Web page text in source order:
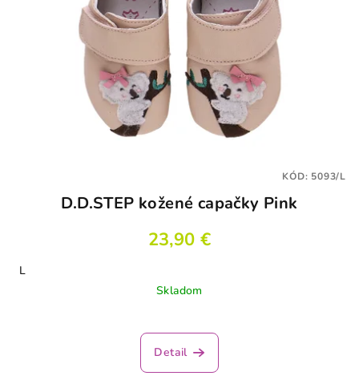
D.D.STEP kožené capačky Pink
23,90 €
L
Skladom
Detail
KÓD: 5093/L